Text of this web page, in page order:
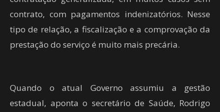
contrato, com pagamentos indenizatórios. Nesse
tipo de relação, a fiscalização e a comprovação da
prestação do serviço é muito mais precária.
Quando o atual Governo assumiu a gestão
estadual, aponta o secretário de Saúde, Rodrigo